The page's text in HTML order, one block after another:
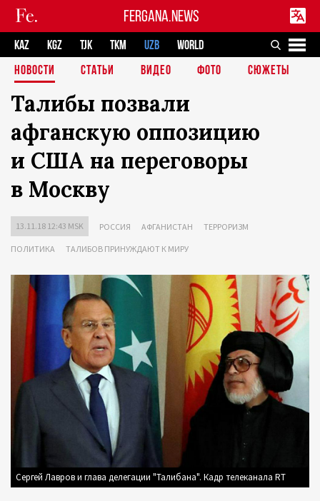
FERGANA.NEWS
KAZ KGZ TJK TKM UZB
WORLD
НОВОСТИ
СТАТЬИ ВИДЕО ФОТО СЮЖЕТЫ
Талибы позвали
афганскую оппозицию
и США на переговоры
в Москву
13.11.18 12:43 MSK РОССИЯ АФГАНИСТАН ТЕРРОРИЗМ
ПОЛИТИКА ТАЛИБОВ ПРИНУЖДАЮТ К МИРУ
Сергей Лавров и глава делегации "Талибана". Кадр телеканала RT